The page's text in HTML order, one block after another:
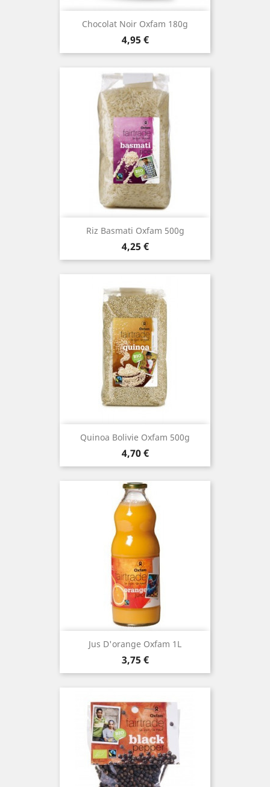
Chocolat Noir Oxfam 180g
Prix
4,95 €
Riz Basmati Oxfam 500g
Prix
4,25 €
Quinoa Bolivie Oxfam 500g
Prix
4,70 €
Jus D'orange Oxfam 1L
Prix
3,75 €